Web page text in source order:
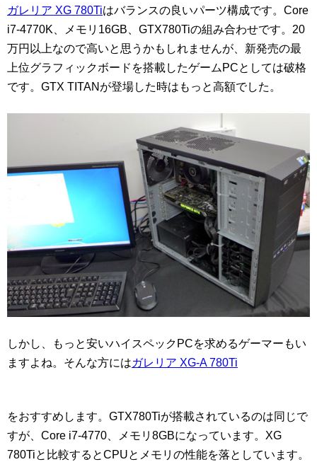
ガレリア XG 780Tiはバランスの良いパーツ構成です。Core
i7-4770K、メモリ16GB、GTX780Tiの組み合わせです。20
万円以上なので高いと思うかもしれませんが、新発売の最
上位グラフィックボードを搭載したゲームPCとしては破格
です。GTX TITANが登場した時はもっと高額でした。
しかし、もっと安いハイスペックPCを求めるゲーマーもい
ますよね。そんな方にはガレリア XG-A 780Ti
をおすすめします。GTX780Tiが搭載されているのは同じで
すが、Core i7-4770、メモリ8GBになっています。XG
780Tiと比較するとCPUとメモリの性能を落としています。